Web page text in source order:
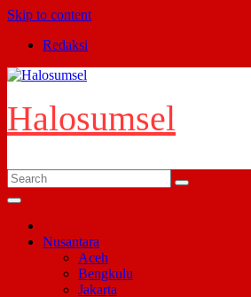
Skip to content
Redaksi
Halosumsel
Nusantara
Aceh
Bengkulu
Jakarta